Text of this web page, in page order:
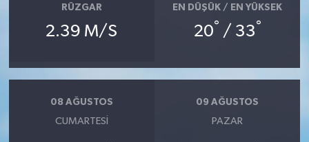
RÜZGAR
2.39 M/S
EN DÜŞÜK / EN YÜKSEK
20° / 33°
08 AĞUSTOS
CUMARTESI
09 AĞUSTOS
PAZAR
ÜÇÜNCÜ SAYFA
Yemek